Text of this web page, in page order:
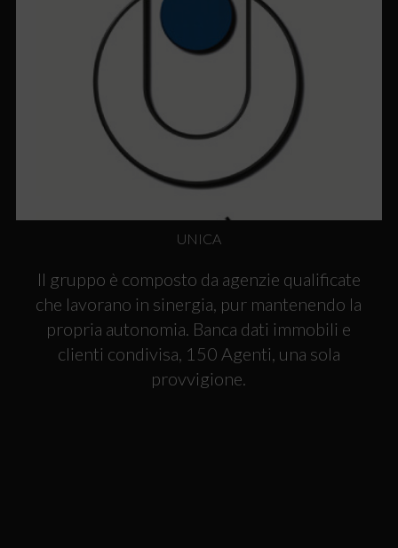
UNICA
Il gruppo è composto da agenzie qualificate
che lavorano in sinergia, pur mantenendo la
propria autonomia. Banca dati immobili e
clienti condivisa, 150 Agenti, una sola
provvigione.